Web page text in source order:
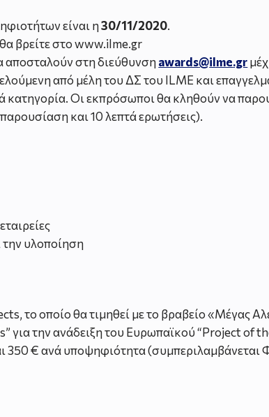
είναι η30/11/2020.
βρείτε στο www.ilme.gr
αποσταλούν στη διεύθυνσηawards@ilme.gr
από μέλη του ΔΣ του ILME και
Οι εκπρόσωποι θα κληθούν να
και 10 λεπτά ερωτήσεις).
υλοποίηση
το οποίο θα τιμηθεί με το βραβείο «Μέγας
την ανάδειξη του Ευρωπαϊκού “Project of
350 € ανά υποψηφιότητα (συμπεριλαμβάνεται